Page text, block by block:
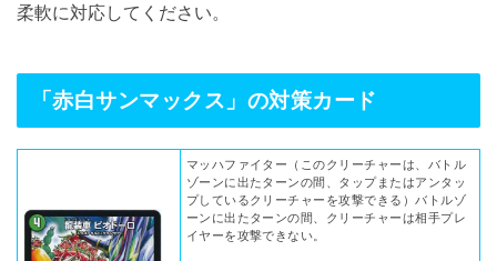
柔軟に対応してください。
「赤白サンマックス」の対策カード
マッハファイター（このクリーチャーは、バトル
ゾーンに出たターンの間、タップまたはアンタッ
プしているクリーチャーを攻撃できる）バトルゾ
ーンに出たターンの間、クリーチャーは相手プレ
イヤーを攻撃できない。